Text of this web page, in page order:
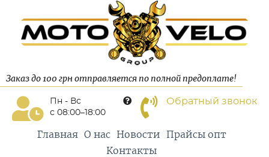
Заказ до 100 грн отправляется по полной предоплате!
Пн - Вс
с 08:00–18:00
Обратный звонок
Главная О нас Новости
Прайсы опт
Контакты